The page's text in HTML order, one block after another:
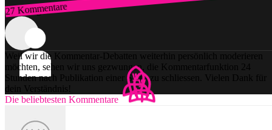
27 Kommentare
Zum Login
Weil wir die Kommentar-Debatten weiterhin persönlich moderieren
möchten, sehen wir uns gezwungen, die Kommentarfunktion 24
Stunden nach Publikation einer Story zu schliessen. Vielen Dank für
dein Verständnis!
Die beliebtesten Kommentare